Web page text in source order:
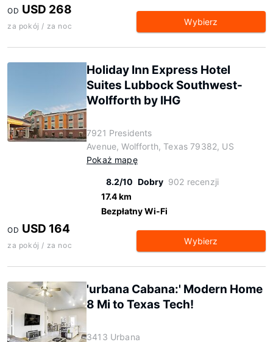
OD USD 268
za pokój / za noc Wybierz
Holiday Inn Express Hotel
Suites Lubbock Southwest-
Wolfforth by IHG
7921 Presidents
Avenue, Wolfforth, Texas 79382, US
Pokaż mapę
8.2/10 Dobry 902 recenzji
17.4 km
Bezpłatny Wi-Fi
OD USD 164
za pokój / za noc Wybierz
'urbana Cabana:' Modern Home
8 Mi to Texas Tech!
3413 Urbana